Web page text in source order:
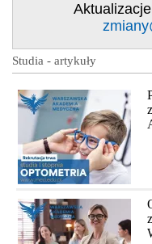
Studia - artykuły